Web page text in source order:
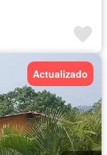
Actualizado